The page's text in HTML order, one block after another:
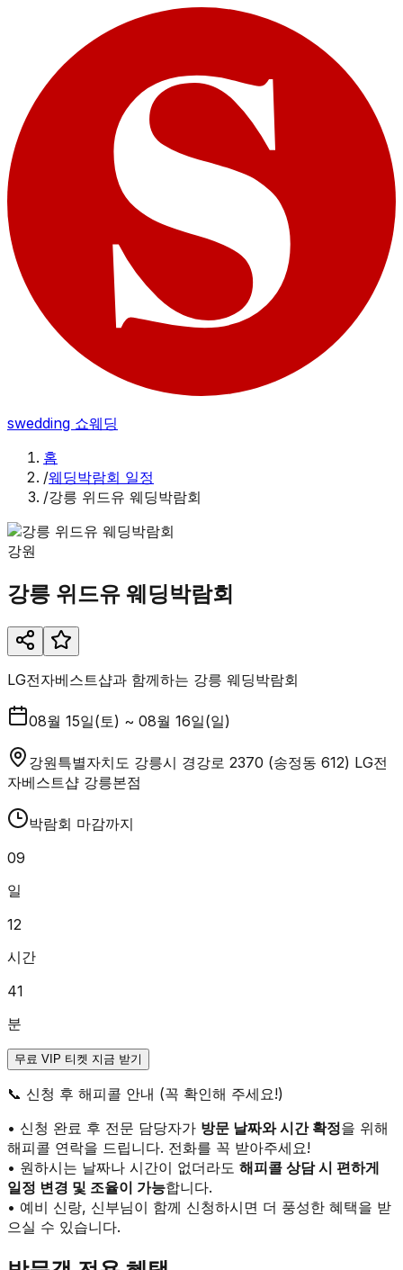
swedding 쇼웨딩
홈
/웨딩박람회 일정
/강릉 위드유 웨딩박람회
강원
강릉 위드유 웨딩박람회
LG전자베스트샵과 함께하는 강릉 웨딩박람회
08월 15일(토) ~ 08월 16일(일)
강원특별자치도 강릉시 경강로 2370 (송정동 612) LG전
자베스트샵 강릉본점
박람회 마감까지
09
일
12
시간
41
분
무료 VIP 티켓 지금 받기
📞 신청 후 해피콜 안내 (꼭 확인해 주세요!)
• 신청 완료 후 전문 담당자가 방문 날짜와 시간 확정을 위해
해피콜 연락을 드립니다. 전화를 꼭 받아주세요!
• 원하시는 날짜나 시간이 없더라도 해피콜 상담 시 편하게
일정 변경 및 조율이 가능합니다.
• 예비 신랑, 신부님이 함께 신청하시면 더 풍성한 혜택을 받
으실 수 있습니다.